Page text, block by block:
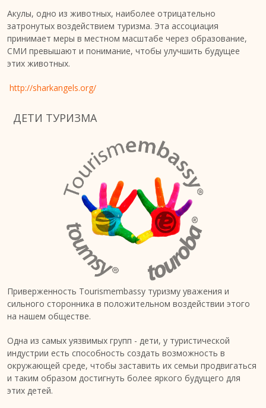
Акулы, одно из животных, наиболее отрицательно
затронутых воздействием туризма. Эта ассоциация
принимает меры в местном масштабе через образование,
СМИ превышают и понимание, чтобы улучшить будущее
этих животных.
http://sharkangels.org/
ДЕТИ ТУРИЗМА
Приверженность Tourismembassy туризму уважения и
сильного сторонника в положительном воздействии этого
на нашем обществе.
Одна из самых уязвимых групп - дети, у туристической
индустрии есть способность создать возможность в
окружающей среде, чтобы заставить их семьи продвигаться
и таким образом достигнуть более яркого будущего для
этих детей.